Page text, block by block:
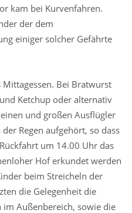
kam bei Kurvenfahren.
der dem
einiger solcher Gefährte
Bei Bratwurst
Ketchup oder alternativ
und großen Ausflügler
Regen aufgehört, so dass
um 14.00 Uhr das
Hof erkundet werden
beim Streicheln der
die Gelegenheit die
im Außenbereich, sowie die